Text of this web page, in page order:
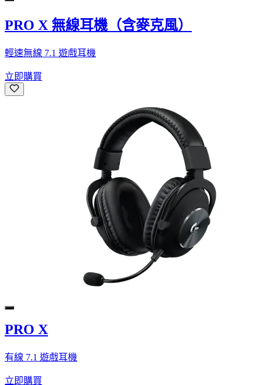
PRO X 無線耳機（含麥克風）
輕速無線 7.1 遊戲耳機
立即購買
PRO X
有線 7.1 遊戲耳機
立即購買